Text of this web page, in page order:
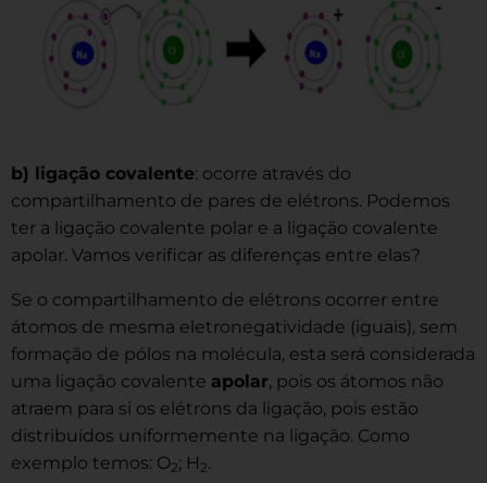
b) ligação covalente: ocorre através do
compartilhamento de pares de elétrons. Podemos
ter a ligação covalente polar e a ligação covalente
apolar. Vamos verificar as diferenças entre elas?
Se o compartilhamento de elétrons ocorrer entre
átomos de mesma eletronegatividade (iguais), sem
formação de pólos na molécula, esta será considerada
uma ligação covalente apolar, pois os átomos não
atraem para si os elétrons da ligação, pois estão
distribuídos uniformemente na ligação. Como
exemplo temos: O2; H 2.